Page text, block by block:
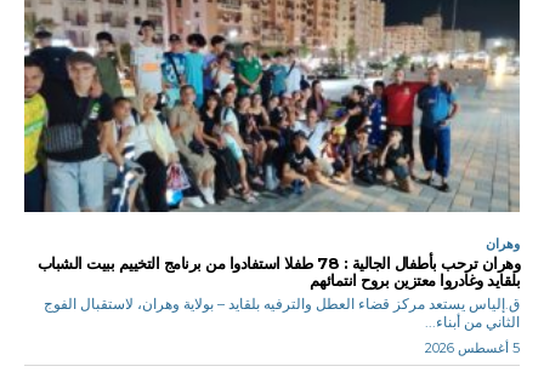
وهران
وهران ترحب بأطفال الجالية : 78 طفلا استفادوا من برنامج التخييم ببيت الشباب
بلقايد وغادروا معتزين بروح انتمائهم
ق.إلياس يستعد مركز قضاء العطل والترفيه بلقايد – بولاية وهران، لاستقبال الفوج
الثاني من أبناء...
5 أغسطس 2026